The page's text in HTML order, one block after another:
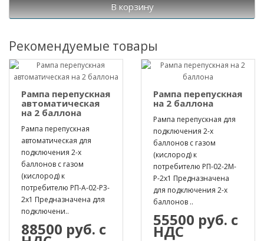
В корзину
Рекомендуемые товары
Рампа перепускная
автоматическая
на 2 баллона
Рампа перепускная
автоматическая для
подключения 2-х
баллонов с газом
(кислород) к
потребителю РП-А-02-Р3-
2х1 Предназначена для
подключени..
88500 руб. с
Рампа перепускная
на 2 баллона
Рампа перепускная для
подключения 2-х
баллонов с газом
(кислород) к
потребителю РП-02-2М-
Р-2х1 Предназначена
для подключения 2-х
баллонов ..
55500 руб. с
НДС